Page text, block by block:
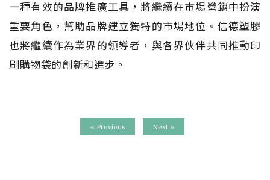
一種有效的品牌推廣工具，將繼續在市場營銷中扮演
重要角色，幫助品牌建立獨特的市場地位。信德塑膠
也將繼續作為業界的領導者，與各界伙伴共同推動印
刷購物袋的創新和進步。
« Previous Next »